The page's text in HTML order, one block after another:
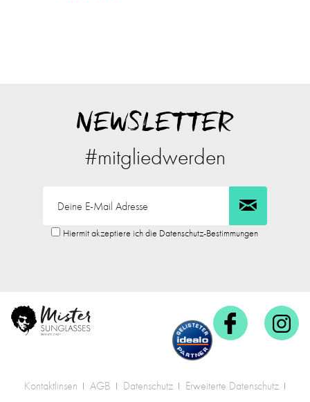
NEWSLETTER
#mitgliedwerden
Hiermit akzeptiere ich die Datenschutz-Bestimmungen
Kontaktlinsen AGB Datenschutz
Erweiterte Datenschutz